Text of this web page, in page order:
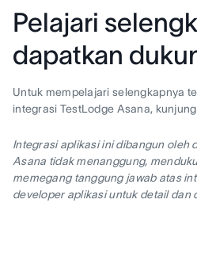
Pelajari
dapatkan
Untuk mempelajari selengkapnya
integrasi TestLodge Asana,
Integrasi aplikasi ini dibangun oleh
Asana tidak menanggung,
memegang tanggung jawab atas
developer aplikasi untuk detail dan